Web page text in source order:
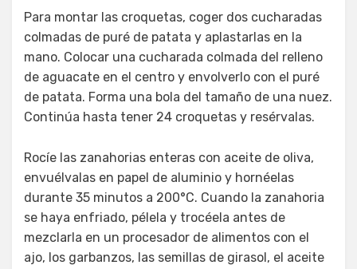
Para montar las croquetas, coger dos cucharadas
colmadas de puré de patata y aplastarlas en la
mano. Colocar una cucharada colmada del relleno
de aguacate en el centro y envolverlo con el puré
de patata. Forma una bola del tamaño de una nuez.
Continúa hasta tener 24 croquetas y resérvalas.
Rocíe las zanahorias enteras con aceite de oliva,
envuélvalas en papel de aluminio y hornéelas
durante 35 minutos a 200°C. Cuando la zanahoria
se haya enfriado, pélela y trocéela antes de
mezclarla en un procesador de alimentos con el
ajo, los garbanzos, las semillas de girasol, el aceite